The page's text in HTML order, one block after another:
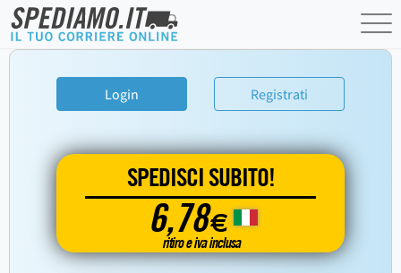
Login Registrati
SPEDISCI SUBITO!
6,78€
ritiro e iva inclusa